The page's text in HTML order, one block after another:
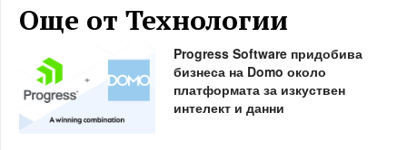
Още от Технологии
Progress Software придобива
бизнеса на Domo около
платформата за изкуствен
интелект и данни